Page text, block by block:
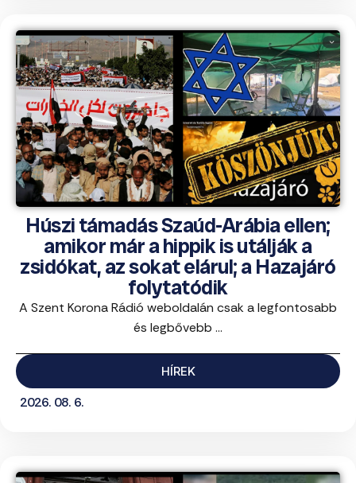
Húszi támadás Szaúd-Arábia ellen;
amikor már a hippik is utálják a
zsidókat, az sokat elárul; a Hazajáró
folytatódik
A Szent Korona Rádió weboldalán csak a legfontosabb
és legbővebb ...
HÍREK
2026. 08. 6.